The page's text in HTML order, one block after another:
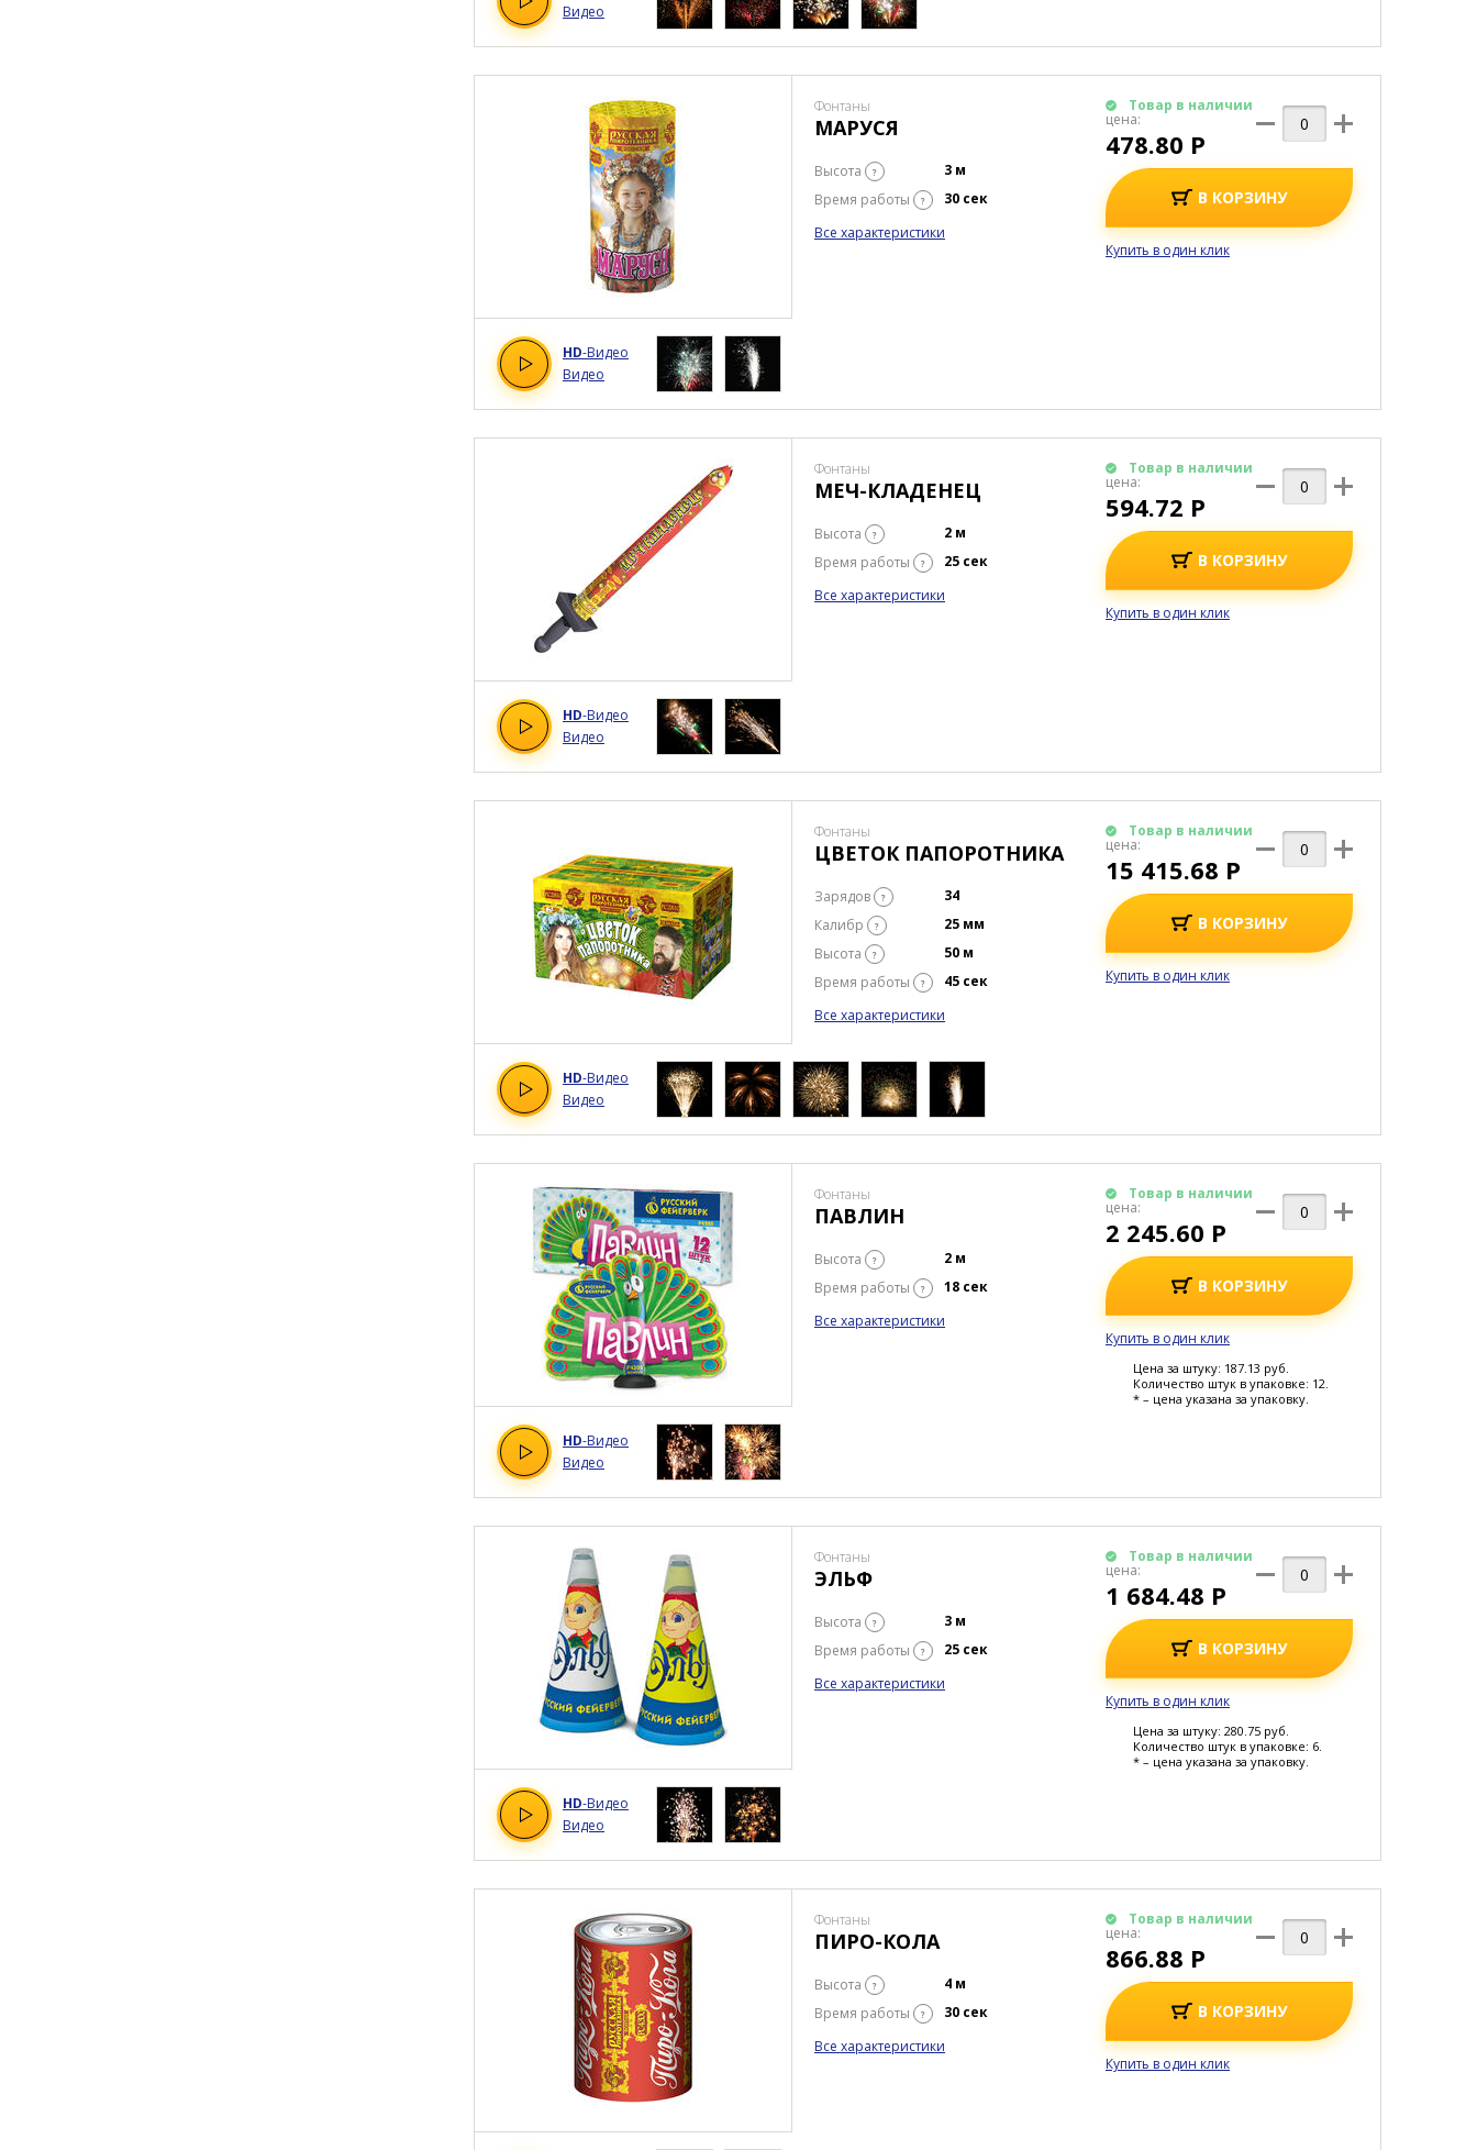
Видео
Фонтаны
МАРУСЯ
Высота ?
3 м
Время работы
?
30 сек
Все характеристики
HD-Видео
Видео
Товар в наличии
цена:
478.80 Р
В КОРЗИНУ
Купить в один клик
Фонтаны
МЕЧ-КЛАДЕНЕЦ
Высота ?
2 м
Время работы
?
25 сек
Все характеристики
HD-Видео
Видео
Товар в наличии
цена:
594.72 Р
В КОРЗИНУ
Купить в один клик
Фонтаны
ЦВЕТОК ПАПОРОТНИКА
Зарядов ?
34
Калибр
?
25 мм
Высота
?
50 м
Время работы
?
45 сек
Все характеристики
HD-Видео
Видео
Товар в наличии
цена:
15 415.68 Р
В КОРЗИНУ
Купить в один клик
Фонтаны
ПАВЛИН
Высота ?
2 м
Время работы
?
18 сек
Все характеристики
HD-Видео
Видео
Товар в наличии
цена:
2 245.60 Р
В КОРЗИНУ
Купить в один клик
Цена за штуку: 187.13 руб.
Количество штук в упаковке: 12.
* – цена указана за упаковку.
Фонтаны
ЭЛЬФ
Высота ?
3 м
Время работы
?
25 сек
Все характеристики
HD-Видео
Видео
Товар в наличии
цена:
1 684.48 Р
В КОРЗИНУ
Купить в один клик
Цена за штуку: 280.75 руб.
Количество штук в упаковке: 6.
* – цена указана за упаковку.
Фонтаны
ПИРО-КОЛА
Высота ?
4 м
Время работы
?
30 сек
Все характеристики
Товар в наличии
цена:
866.88 Р
В КОРЗИНУ
Купить в один клик